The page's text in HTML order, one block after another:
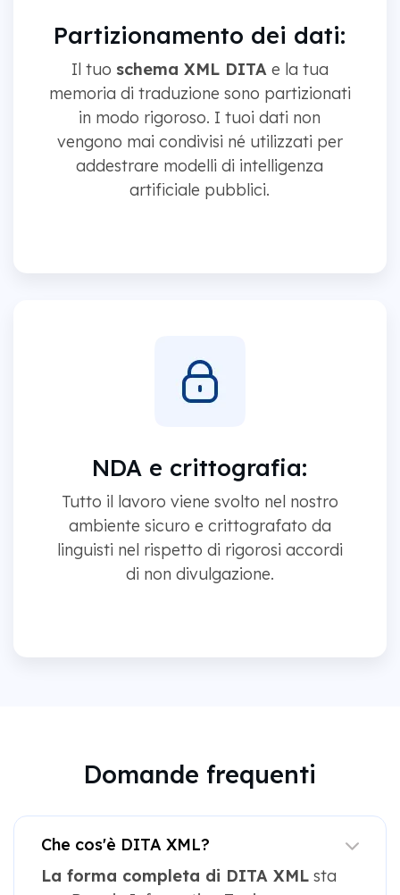
Partizionamento dei dati:
Il tuo schema XML DITAe la tua
memoria di traduzione sono partizionati
in modo rigoroso. I tuoi dati non
vengono mai condivisi né utilizzati per
addestrare modelli di intelligenza
artificiale pubblici.
NDA e crittografia:
Tutto il lavoro viene svolto nel nostro
ambiente sicuro e crittografato da
linguisti nel rispetto di rigorosi accordi
di non divulgazione.
Domande frequenti
Che cos'è DITA XML?
La forma completa di DITA XMLsta